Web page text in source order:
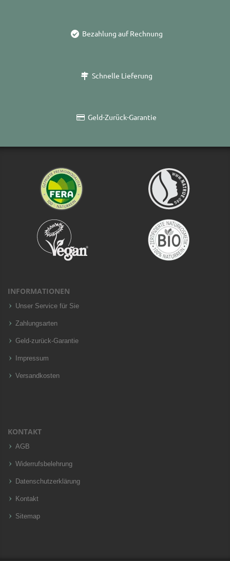
Bezahlung auf Rechnung
Schnelle Lieferung
Geld-Zurück-Garantie
INFORMATIONEN
Unser Service für Sie
Zahlungsarten
Geld-zurück-Garantie
Impressum
Versandkosten
KONTAKT
AGB
Widerrufsbelehrung
Datenschutzerklärung
Kontakt
Sitemap